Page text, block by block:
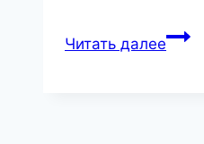
Читать далееOчень